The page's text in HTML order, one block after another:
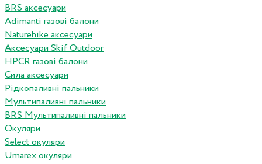
BRS аксесуари
Adimanti газові балони
Naturehike аксесуари
Аксесуари Skif Outdoor
HPCR газові балони
Сила аксесуари
Рідкопаливні пальники
Мультипаливні пальники
BRS Мультипаливні пальники
Окуляри
Select окуляри
Umarex окуляри